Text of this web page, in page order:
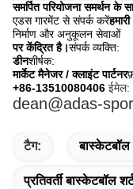
समर्पित परियोजना समर्थन के
एडस गारमेंट से संपर्क करें
निर्माण और अनुकूलन सेवाओं
पर केंद्रित है।संपर्क व्यक्ति:
डीनशीर्षक:
मार्केट मैनेजर / क्लाइंट पार्टनर
+86-13510080406 ईमेल:
dean@adas-
टैग: बास्केटबॉल
प्रतिवर्ती बास्केटबॉल